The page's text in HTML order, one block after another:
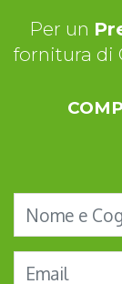
Per un
fornitura di